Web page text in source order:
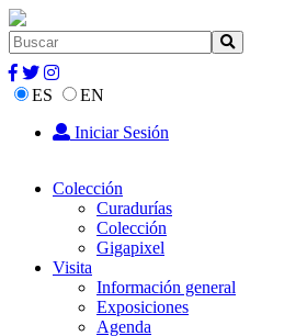
ES
EN
Iniciar Sesión
Colección
Curadurías
Colección
Gigapixel
Visita
Información general
Exposiciones
Agenda